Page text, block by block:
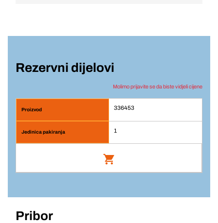
Rezervni dijelovi
Molimo prijavite se da biste vidjeli cijene
336453
1
Pribor